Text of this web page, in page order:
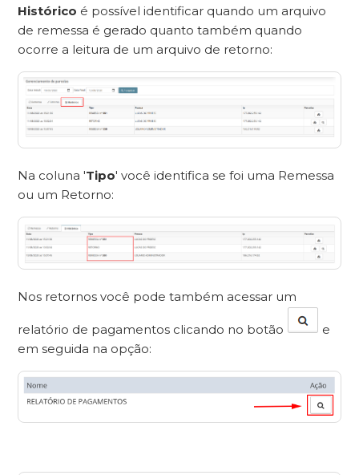
Histórico é possível identificar quando um arquivo
de remessa é gerado quanto também quando
ocorre a leitura de um arquivo de retorno:
Na coluna 'Tipo' você identifica se foi uma Remessa
ou um Retorno:
Nos retornos você pode também acessar um
relatório de pagamentos clicando no botão
e
em seguida na opção: